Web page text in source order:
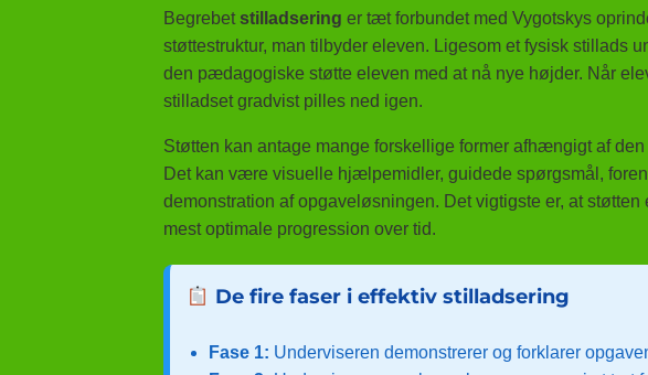
Begrebetstilladsering er tæt forbundet med Vygotskys
støttestruktur, man tilbyder eleven. Ligesom et fysisk stillads
den pædagogiske støtte eleven med at nå nye højder. Når
stilladset gradvist pilles ned igen.
Støtten kan antage mange forskellige former afhængigt af
Det kan være visuelle hjælpemidler, guidede spørgsmål,
demonstration af opgaveløsningen. Det vigtigste er, at
mest optimale progression over tid.
De fire faser i effektiv stilladsering
Fase 1: Underviseren demonstrerer og forklarer